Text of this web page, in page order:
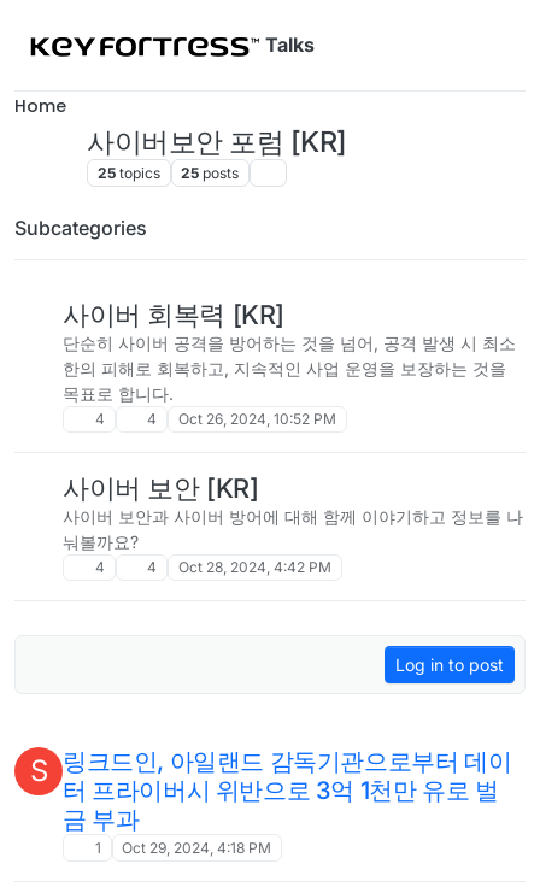
Talks
Home
사이버보안 포럼 [KR]
25 topics 25 posts
Subcategories
사이버 회복력 [KR]
단순히 사이버 공격을 방어하는 것을 넘어, 공격 발생 시 최소
한의 피해로 회복하고, 지속적인 사업 운영을 보장하는 것을
목표로 합니다.
4 4 Oct 26, 2024, 10:52 PM
사이버 보안 [KR]
사이버 보안과 사이버 방어에 대해 함께 이야기하고 정보를 나
눠볼까요?
4 4 Oct 28, 2024, 4:42 PM
Log in to post
S
링크드인, 아일랜드 감독기관으로부터 데이
터 프라이버시 위반으로 3억 1천만 유로 벌
금 부과
1 Oct 29, 2024, 4:18 PM